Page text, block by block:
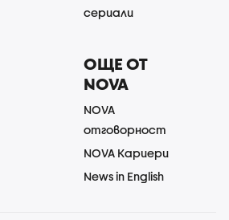
сериали
ОЩЕ ОТ
NOVA
NOVA
отговорност
NOVA Кариери
News in English